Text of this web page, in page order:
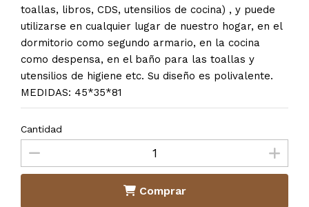
toallas, libros, CDS, utensilios de cocina) , y puede
utilizarse en cualquier lugar de nuestro hogar, en el
dormitorio como segundo armario, en la cocina
como despensa, en el baño para las toallas y
utensilios de higiene etc. Su diseño es polivalente.
MEDIDAS: 45*35*81
Cantidad
Comprar